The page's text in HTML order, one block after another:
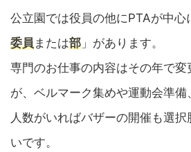
公立園では役員の他にPTAが中心
委員または部 」があります。
専門のお仕事の内容はその年で変
が、ベルマーク集めや運動会準備
人数がいればバザーの開催も選
いです。